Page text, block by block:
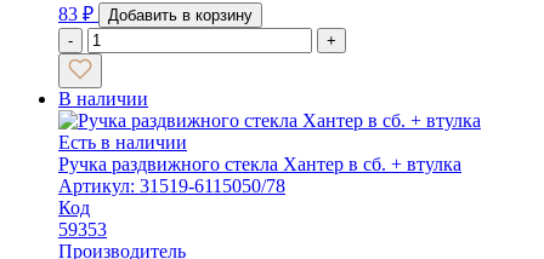
83 ₽
Добавить в корзину
-
+
В наличии
Есть в наличии
Ручка раздвижного стекла Хантер в сб. + втулка
Артикул: 31519-6115050/78
Код
59353
Производитель